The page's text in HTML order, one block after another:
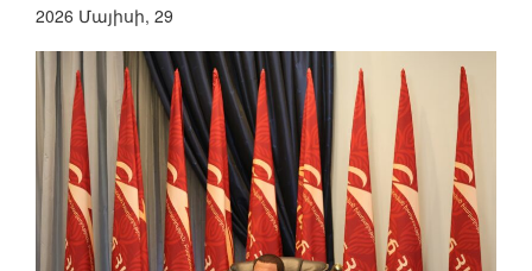
2026 Մայիսի, 29